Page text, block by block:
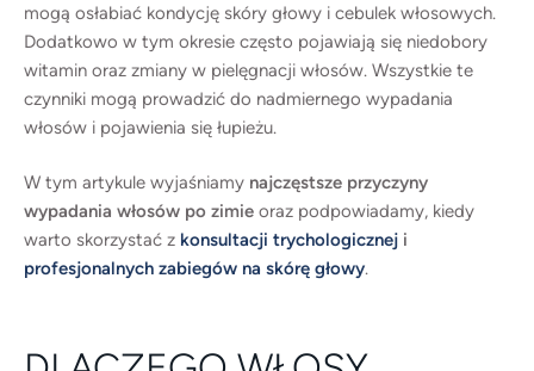
zwiększonego wypadania włosów podczas mycia
lub czesania. W okresie zimowym wiele czynników
może zaburzyć prawidłowy cykl wzrostu włosa.
Należą do nich m.in.: W efekcie cebulki włosów
stają się osłabione, a włosy zaczynają wypadać
intensywniej. Najczęstsze przyczyny wypadania
włosów i łupieżu po zimie Przesuszona skóra głowy
…
mogą osłabiać kondycję skóry głowy i cebulek włosowych.
Dodatkowo w tym okresie często pojawiają się niedobory
witamin oraz zmiany w pielęgnacji włosów. Wszystkie te
czynniki mogą prowadzić do nadmiernego wypadania
włosów i pojawienia się łupieżu.
W tym artykule wyjaśniamy najczęstsze przyczyny
wypadania włosów po zimie oraz podpowiadamy, kiedy
warto skorzystać z konsultacji trychologicznej i
profesjonalnych zabiegów na skórę głowy.